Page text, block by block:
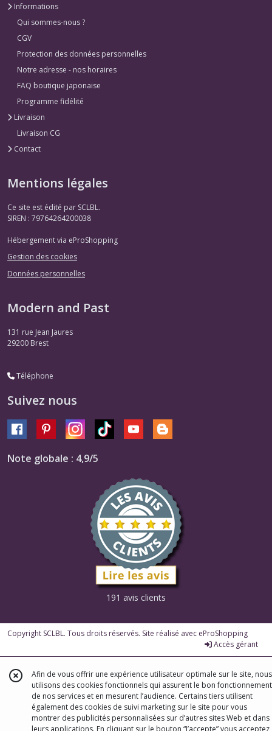
Informations
Qui sommes-nous ?
CGV
Protection des données personnelles
Notre adresse - nos horaires
FAQ boutique japonaise
Programme fidélité
Livraison
Livraison CG
Contact
Mentions légales
Ce site est édité par SCLBL.
SIREN : 79764264200038
Hébergement via eProShopping
Gestion des cookies
Données personnelles
Modern and Past
131 rue Jean Jaures
29200 Brest
Téléphone
Suivez nous
Note globale : 4,9/5
191 avis clients
Copyright SCLBL. Tous droits réservés. Site réalisé avec eProShopping
Accès gérant
Afin de vous offrir une expérience utilisateur optimale sur le site, nous
utilisons des cookies fonctionnels qui assurent le bon fonctionnement
de nos services et en mesurent l’audience. Certains tiers utilisent
également des cookies de suivi marketing sur le site pour vous
montrer des publicités personnalisées sur d’autres sites Web et dans
leurs applications. En cliquant sur le bouton “J’accepte” vous acceptez